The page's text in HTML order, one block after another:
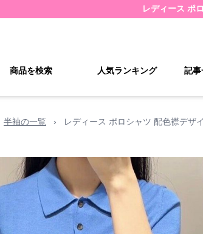
レディース ポ
商品を検索 人気ランキング 記事
半袖の一覧 › レディース ポロシャツ 配色襟デザ